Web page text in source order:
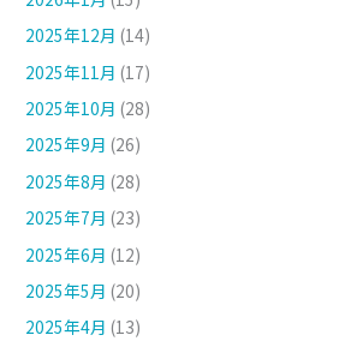
2025年12月 (14)
2025年11月 (17)
2025年10月 (28)
2025年9月 (26)
2025年8月 (28)
2025年7月 (23)
2025年6月 (12)
2025年5月 (20)
2025年4月 (13)